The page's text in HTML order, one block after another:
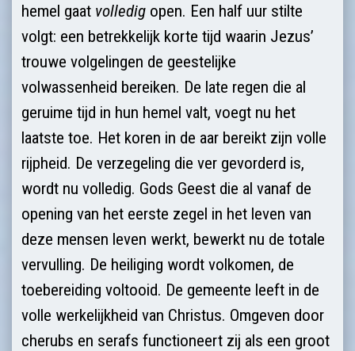
hemel gaat volledig open. Een half uur stilte
volgt: een betrekkelijk korte tijd waarin Jezus’
trouwe volgelingen de geestelijke
volwassenheid bereiken. De late regen die al
geruime tijd in hun hemel valt, voegt nu het
laatste toe. Het koren in de aar bereikt zijn volle
rijpheid. De verzegeling die ver gevorderd is,
wordt nu volledig. Gods Geest die al vanaf de
opening van het eerste zegel in het leven van
deze mensen leven werkt, bewerkt nu de totale
vervulling. De heiliging wordt volkomen, de
toebereiding voltooid. De gemeente leeft in de
volle werkelijkheid van Christus. Omgeven door
cherubs en serafs functioneert zij als een groot